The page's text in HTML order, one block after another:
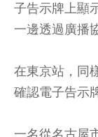
子告示牌上顯
一邊透過廣播
在東京站，同
確認電子告示
一名從名古屋